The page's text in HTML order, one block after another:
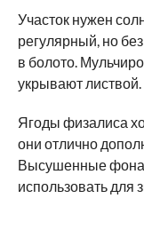
Участок нужен
регулярный, но
в болото.
укрывают листвой.
Ягоды физалиса
они отлично
Высушенные
использовать для